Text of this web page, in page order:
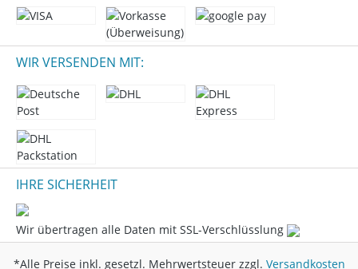
WIR VERSENDEN MIT:
IHRE SICHERHEIT
Wir übertragen alle Daten mit SSL-Verschlüsslung
*Alle Preise inkl. gesetzl. Mehrwertsteuer zzgl. Versandkosten